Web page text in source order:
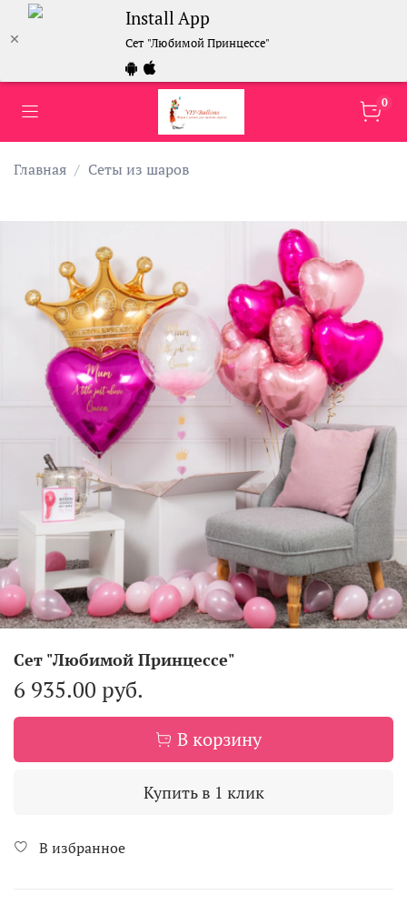
Install App
Сет "Любимой Принцессе"
0
Главная Сеты из шаров
Сет "Любимой Принцессе"
6 935.00 руб.
В корзину
Купить в 1 клик
В избранное